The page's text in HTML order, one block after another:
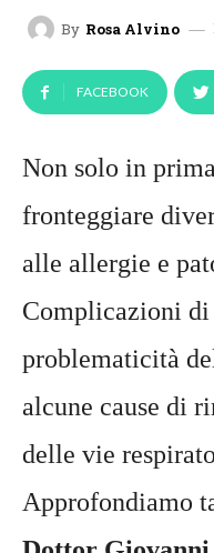
By Rosa Alvino
FACEBOOK
Non solo in
fronteggiare
alle allergie e
Complicazioni di
problematicità
alcune cause di
delle vie
Approfondiamo